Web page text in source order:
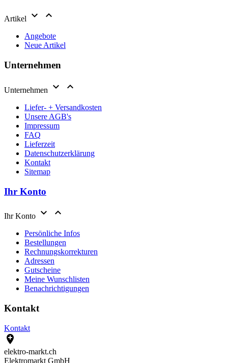
Artikel  
Angebote
Neue Artikel
Unternehmen
Unternehmen  
Liefer- + Versandkosten
Unsere AGB's
Impressum
FAQ
Lieferzeit
Datenschutzerklärung
Kontakt
Sitemap
Ihr Konto
Ihr Konto  
Persönliche Infos
Bestellungen
Rechnungskorrekturen
Adressen
Gutscheine
Meine Wunschlisten
Benachrichtigungen
Kontakt
Kontakt

elektro-markt.ch
Elektromarkt GmbH